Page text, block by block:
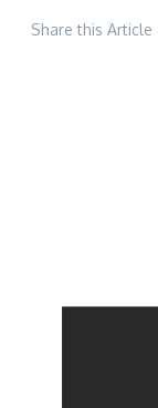
Share this Article